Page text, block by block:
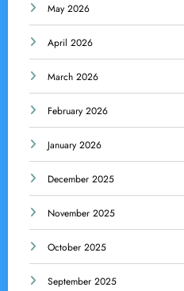
May 2026
April 2026
March 2026
February 2026
January 2026
December 2025
November 2025
October 2025
September 2025